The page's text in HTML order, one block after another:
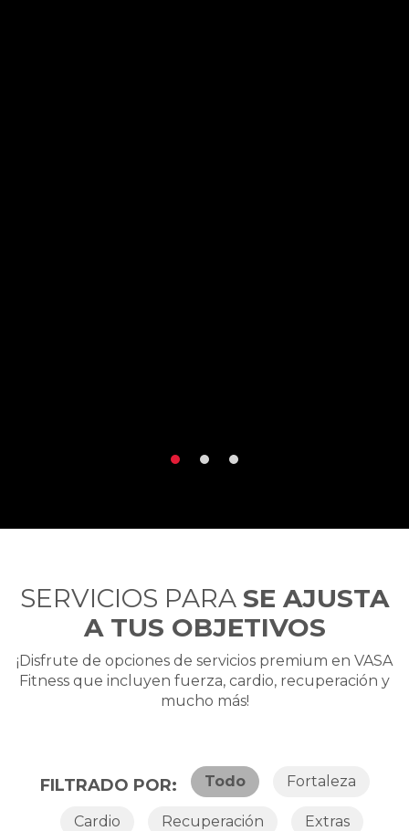
SERVICIOS PARA SE AJUSTA
A TUS OBJETIVOS
¡Disfrute de opciones de servicios premium en VASA
Fitness que incluyen fuerza, cardio, recuperación y
mucho más!
FILTRADO POR: Todo Fortaleza
Cardio Recuperación Extras